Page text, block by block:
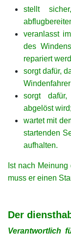
stellt
veranlasst
des
repariert
sorgt dafür,
sorgt
abgelöst wird;
wartet mit
startenden
aufhalten.
Ist nach
muss er einen
Der
Verantwortlich